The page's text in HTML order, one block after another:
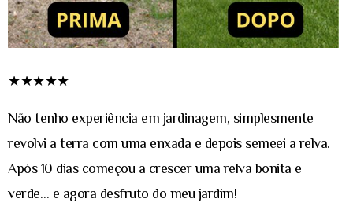
★★★★★
Não tenho experiência em jardinagem, simplesmente
revolvi a terra com uma enxada e depois semeei a relva.
Após 10 dias começou a crescer uma relva bonita e
verde… e agora desfruto do meu jardim!